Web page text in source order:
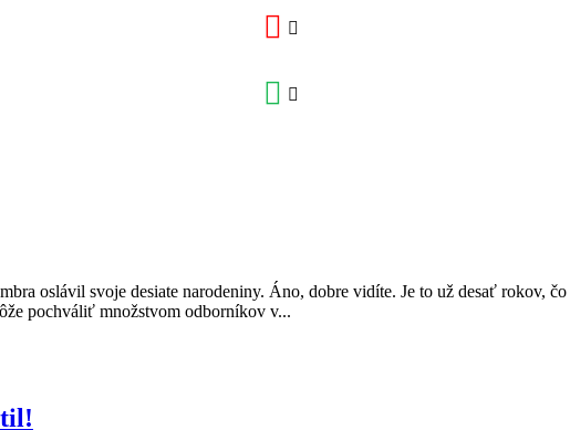
oslávil svoje desiate narodeniny. Áno, dobre vidíte. Je to už desať rokov,
pochváliť množstvom odborníkov v...